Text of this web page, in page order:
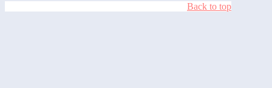
Back to top